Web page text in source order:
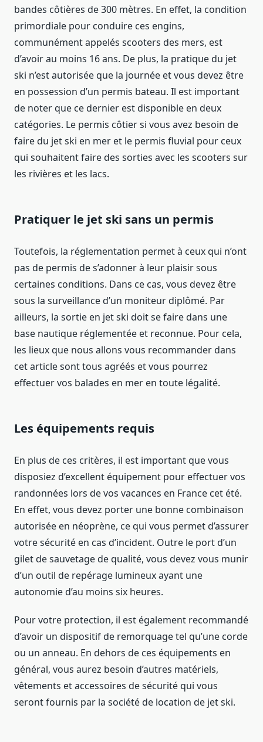
bandes côtières de 300 mètres. En effet, la condition
primordiale pour conduire ces engins,
communément appelés scooters des mers, est
d’avoir au moins 16 ans. De plus, la pratique du jet
ski n’est autorisée que la journée et vous devez être
en possession d’un permis bateau. Il est important
de noter que ce dernier est disponible en deux
catégories. Le permis côtier si vous avez besoin de
faire du jet ski en mer et le permis fluvial pour ceux
qui souhaitent faire des sorties avec les scooters sur
les rivières et les lacs.
Pratiquer le jet ski sans un permis
Toutefois, la réglementation permet à ceux qui n’ont
pas de permis de s’adonner à leur plaisir sous
certaines conditions. Dans ce cas, vous devez être
sous la surveillance d’un moniteur diplômé. Par
ailleurs, la sortie en jet ski doit se faire dans une
base nautique réglementée et reconnue. Pour cela,
les lieux que nous allons vous recommander dans
cet article sont tous agréés et vous pourrez
effectuer vos balades en mer en toute légalité.
Les équipements requis
En plus de ces critères, il est important que vous
disposiez d’excellent équipement pour effectuer vos
randonnées lors de vos vacances en France cet été.
En effet, vous devez porter une bonne combinaison
autorisée en néoprène, ce qui vous permet d’assurer
votre sécurité en cas d’incident. Outre le port d’un
gilet de sauvetage de qualité, vous devez vous munir
d’un outil de repérage lumineux ayant une
autonomie d’au moins six heures.
Pour votre protection, il est également recommandé
d’avoir un dispositif de remorquage tel qu’une corde
ou un anneau. En dehors de ces équipements en
général, vous aurez besoin d’autres matériels,
vêtements et accessoires de sécurité qui vous
seront fournis par la société de location de jet ski.